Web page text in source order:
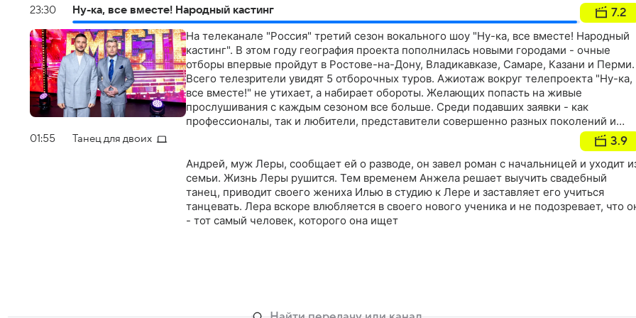
23:30
Ну-ка, все вместе! Народный кастинг 7.2
На телеканале "Россия" третий сезон вокального шоу "Ну-ка, все вместе! Народный
кастинг". В этом году география проекта пополнилась новыми городами - очные
отборы впервые пройдут в Ростове-на-Дону, Владикавказе, Самаре, Казани и Перми.
Всего телезрители увидят 5 отборочных туров. Ажиотаж вокруг телепроекта "Ну-ка,
все вместе!" не утихает, а набирает обороты. Желающих попасть на живые
прослушивания с каждым сезоном все больше. Среди подавших заявки - как
профессионалы, так и любители, представители совершенно разных поколений и
музыкальных жанров: от народного вокала до рэпа, от академического пения до
джаза. Статистика нового сезона впечатляет: музыкальной командой проекта
прослушано около 5000 претендентов. Бессменными "звездами" "Народного
кастинга" остаются Николай Басков и Сергей Лазарев. Уже третий год подряд они
ездят по стране и лично оценивают конкурсантов, поддерживая их и создавая вокруг
проекта ту самую атмосферу, за которую зрители и полюбили это шоу. В этом сезоне
компанию им составили известные музыкальные эксперты - сотни представителей
01:55 Танец для двоих 3.9
Андрей, муж Леры, сообщает ей о разводе, он завел роман с начальницей и уходит
семьи. Жизнь Леры рушится. Тем временем Анжела решает выучить свадебный
танец, приводит своего жениха Илью в студию к Лере и заставляет его учиться
танцевать. Лера вскоре влюбляется в своего нового ученика и не подозревает, что
- тот самый человек, которого она ищет